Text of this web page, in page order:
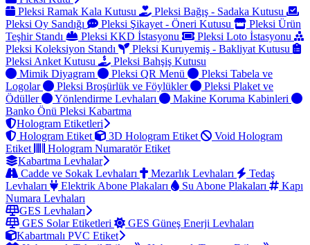
Pleksi Ramak Kala Kutusu
Pleksi Bağış - Sadaka Kutusu
Pleksi Oy Sandığı
Pleksi Şikayet - Öneri Kutusu
Pleksi Ürün
Teşhir Standı
Pleksi KKD İstasyonu
Pleksi Loto İstasyonu
Pleksi Koleksiyon Standı
Pleksi Kuruyemiş - Bakliyat Kutusu
Pleksi Anket Kutusu
Pleksi Bahşiş Kutusu
Mimik Diyagram
Pleksi QR Menü
Pleksi Tabela ve
Logolar
Pleksi Broşürlük ve Föylükler
Pleksi Plaket ve
Ödüller
Yönlendirme Levhaları
Makine Koruma Kabinleri
Banko Önü Pleksi Kabartma
Hologram Etiketleri
Hologram Etiket
3D Hologram Etiket
Void Hologram
Etiket
Hologram Numaratör Etiket
Kabartma Levhalar
Cadde ve Sokak Levhaları
Mezarlık Levhaları
Tedaş
Levhaları
Elektrik Abone Plakaları Su Abone Plakaları
Kapı
Numara Levhaları
GES Levhaları
GES Solar Etiketleri
GES Güneş Enerji Levhaları
Kabartmalı PVC Etiket